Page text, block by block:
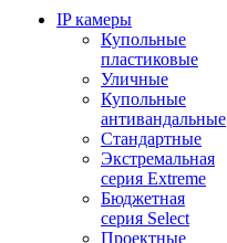
IP камеры
Купольные
пластиковые
Уличные
Купольные
антивандальные
Стандартные
Экстремальная
серия Extreme
Бюджетная
серия Select
Проектные